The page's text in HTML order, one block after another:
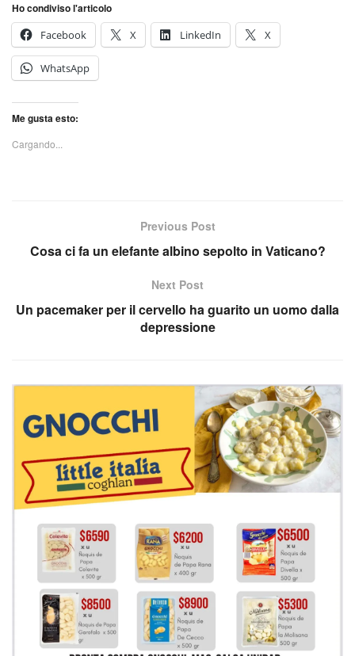
Ho condiviso l'articolo
Facebook
X LinkedIn X
WhatsApp
Me gusta esto:
Cargando...
Previous Post
Cosa ci fa un elefante albino sepolto in Vaticano?
Next Post
Un pacemaker per il cervello ha guarito un uomo dalla
depressione